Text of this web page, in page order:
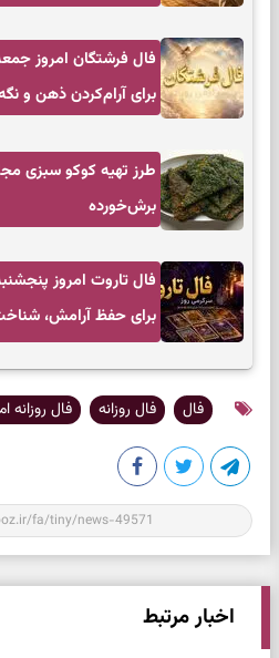
برای آرام‌کردن ذهن و
طرز تهیه کوکو سبزی
برش‌خورده
برای حفظ آرامش،
فال فال روزانه فال روزانه
اخبار مرتبط